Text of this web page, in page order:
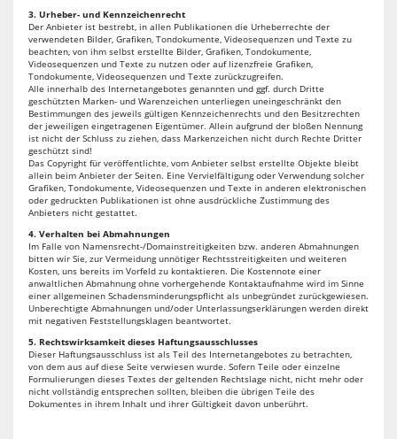
3. Urheber- und Kennzeichenrecht
Der Anbieter ist bestrebt, in allen Publikationen die Urheberrechte der
verwendeten Bilder, Grafiken, Tondokumente, Videosequenzen und Texte zu
beachten, von ihm selbst erstellte Bilder, Grafiken, Tondokumente,
Videosequenzen und Texte zu nutzen oder auf lizenzfreie Grafiken,
Tondokumente, Videosequenzen und Texte zurückzugreifen.
Alle innerhalb des Internetangebotes genannten und ggf. durch Dritte
geschützten Marken- und Warenzeichen unterliegen uneingeschränkt den
Bestimmungen des jeweils gültigen Kennzeichenrechts und den Besitzrechten
der jeweiligen eingetragenen Eigentümer. Allein aufgrund der bloßen Nennung
ist nicht der Schluss zu ziehen, dass Markenzeichen nicht durch Rechte Dritter
geschützt sind!
Das Copyright für veröffentlichte, vom Anbieter selbst erstellte Objekte bleibt
allein beim Anbieter der Seiten. Eine Vervielfältigung oder Verwendung solcher
Grafiken, Tondokumente, Videosequenzen und Texte in anderen elektronischen
oder gedruckten Publikationen ist ohne ausdrückliche Zustimmung des
Anbieters nicht gestattet.
4. Verhalten bei Abmahnungen
Im Falle von Namensrecht-/Domainstreitigkeiten bzw. anderen Abmahnungen
bitten wir Sie, zur Vermeidung unnötiger Rechtsstreitigkeiten und weiteren
Kosten, uns bereits im Vorfeld zu kontaktieren. Die Kostennote einer
anwaltlichen Abmahnung ohne vorhergehende Kontaktaufnahme wird im Sinne
einer allgemeinen Schadensminderungspflicht als unbegründet zurückgewiesen.
Unberechtigte Abmahnungen und/oder Unterlassungserklärungen werden direkt
mit negativen Feststellungsklagen beantwortet.
5. Rechtswirksamkeit dieses Haftungsausschlusses
Dieser Haftungsausschluss ist als Teil des Internetangebotes zu betrachten,
von dem aus auf diese Seite verwiesen wurde. Sofern Teile oder einzelne
Formulierungen dieses Textes der geltenden Rechtslage nicht, nicht mehr oder
nicht vollständig entsprechen sollten, bleiben die übrigen Teile des
Dokumentes in ihrem Inhalt und ihrer Gültigkeit davon unberührt.